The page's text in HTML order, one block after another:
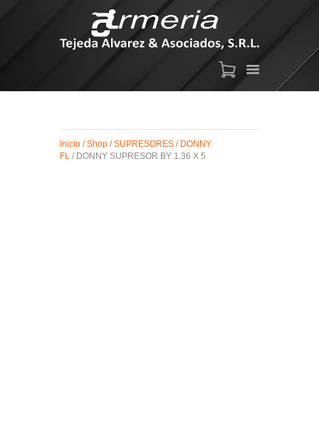
MIRAS
MUNICIONES
Inicio / Shop / SUPRESORES / DONNY
FL / DONNY SUPRESOR BY 1.36 X 5